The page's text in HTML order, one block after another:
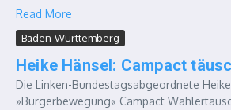
Read More
Baden-Württemberg
Heike Hänsel: Campact
Die Linken-Bundestagsabgeordnete
»Bürgerbewegung« Campact